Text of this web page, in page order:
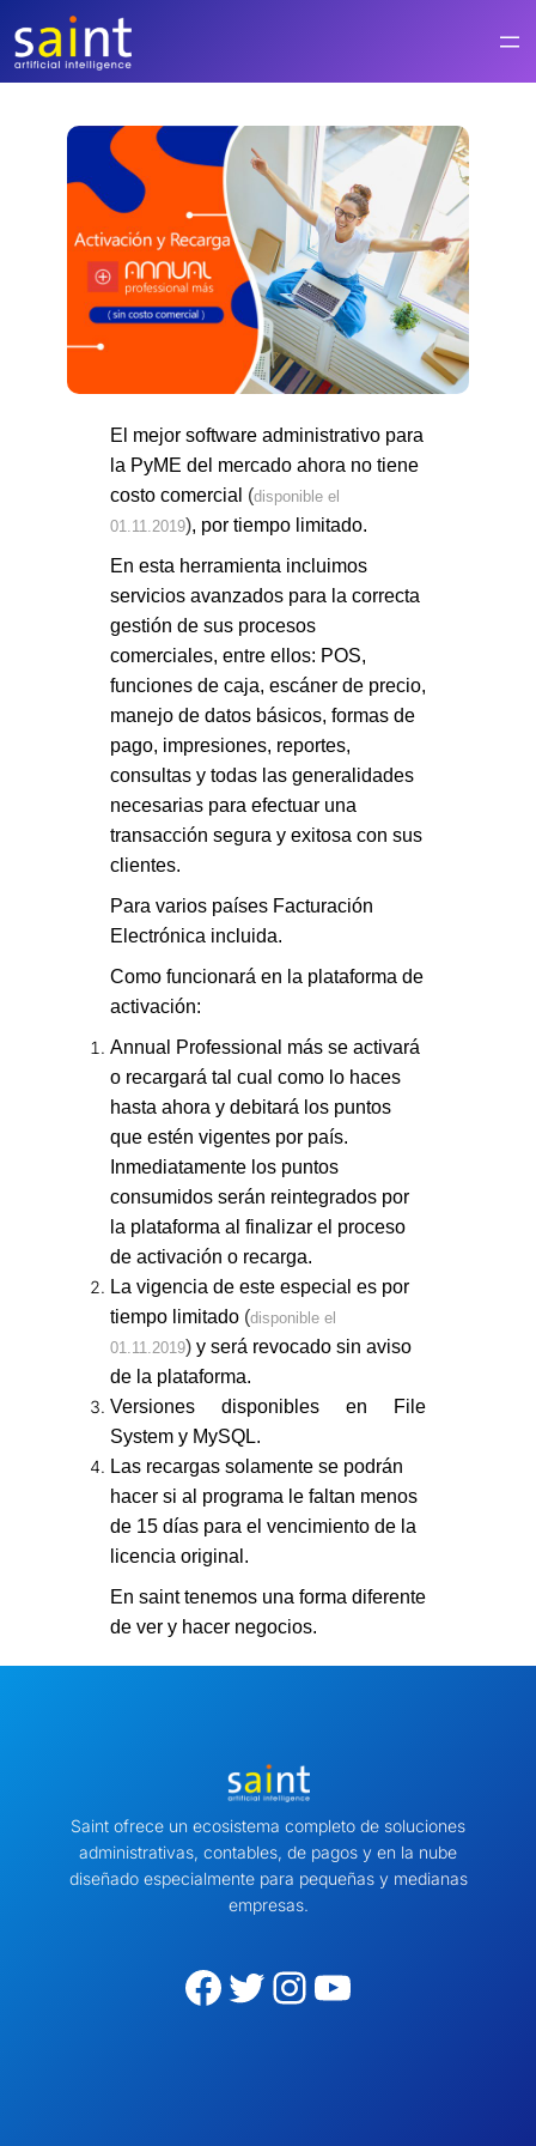
contenido
El mejor software administrativo para
la PyME del mercado ahora no tiene
costo comercial (disponible el
01.11.2019), por tiempo limitado.
En esta herramienta incluimos
servicios avanzados para la correcta
gestión de sus procesos
comerciales, entre ellos: POS,
funciones de caja, escáner de precio,
manejo de datos básicos, formas de
pago, impresiones, reportes,
consultas y todas las generalidades
necesarias para efectuar una
transacción segura y exitosa con sus
clientes.
Para varios países Facturación
Electrónica incluida.
Como funcionará en la plataforma de
activación:
Annual Professional más se activará
o recargará tal cual como lo haces
hasta ahora y debitará los puntos
que estén vigentes por país.
Inmediatamente los puntos
consumidos serán reintegrados por
la plataforma al finalizar el proceso
de activación o recarga.
La vigencia de este especial es por
tiempo limitado (disponible el
01.11.2019) y será revocado sin aviso
de la plataforma.
Versiones disponibles en File
Systemy MySQL.
Las recargas solamente se podrán
hacer si al programa le faltan menos
de 15 díaspara el vencimiento de la
licencia original.
En saint tenemos una forma diferente
de ver y hacer negocios.
Saint ofrece un ecosistema completo de soluciones
administrativas, contables, de pagos y en la nube
diseñado especialmente para pequeñas y medianas
empresas.
Facebook Twitter Instagram YouTube